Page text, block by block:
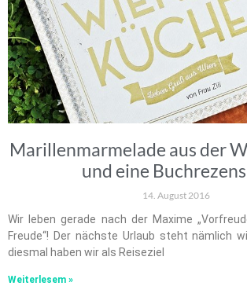
Marillenmarmelade aus der
und eine
14. August 2016
Wir leben gerade nach der Maxime
Freude“! Der nächste Urlaub steht nämlich
diesmal haben wir als Reiseziel
Weiterlesem »